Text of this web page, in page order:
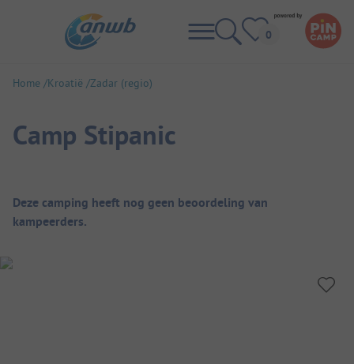
Home Kroatië Zadar (regio)
Camp Stipanic
Camping overzicht
Deze camping heeft nog geen beoordeling van
kampeerders.